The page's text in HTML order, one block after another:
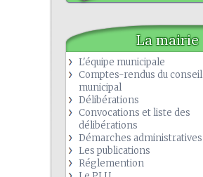
La mairie
L'équipe municipale
Comptes-rendus du conseil
municipal
Délibérations
Convocations et liste des
délibérations
Démarches administratives
Les publications
Réglemention